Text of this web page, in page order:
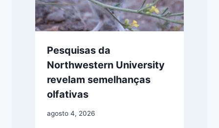
Pesquisas da
Northwestern University
revelam semelhanças
olfativas
agosto 4, 2026